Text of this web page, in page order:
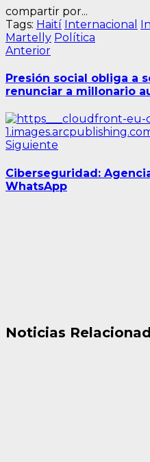
compartir por...
Tags: Haití Internacional
Martelly Política
Navegación
de
entradas
AnteriorEntrada
Presión social obliga a
renunciar a millonario
Siguiente
Ciberseguridad:
WhatsApp
Noticias